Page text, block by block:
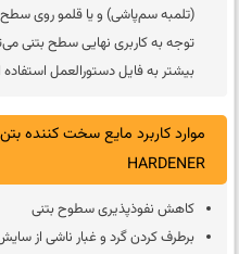
(تلمبه سم‌پاشی) و یا قلمو روی سطح
توجه به کاربری نهایی سطح بتنی
بیشتر به فایل دستورالعمل
HARDENER
کاهش نفوذپذیری سطوح بتنی
برطرف کردن گرد و غبار ناشی از